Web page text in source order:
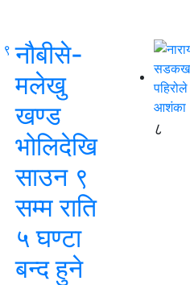
नौबीसे-
मलेखु
खण्ड
भोलिदेखि
साउन ९
सम्म राति
५ घण्टा
बन्द हुने
८